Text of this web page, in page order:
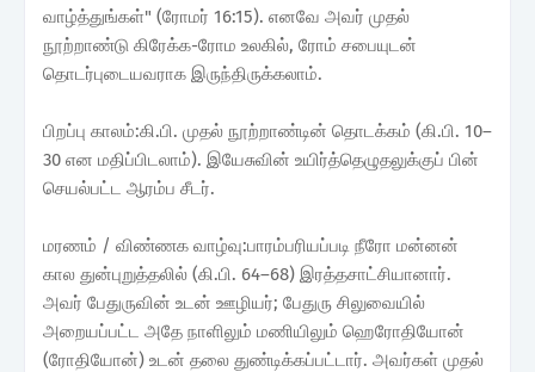
வாழ்த்துங்கள்" (ரோமர் 16:15). எனவே அவர் முதல்
நூற்றாண்டு கிரேக்க-ரோம உலகில், ரோம் சபையுடன்
தொடர்புடையவராக இருந்திருக்கலாம்.
பிறப்பு காலம்:கி.பி. முதல் நூற்றாண்டின் தொடக்கம் (கி.பி. 10–
30 என மதிப்பிடலாம்). இயேசுவின் உயிர்த்தெழுதலுக்குப் பின்
செயல்பட்ட ஆரம்ப சீடர்.
மரணம் / விண்ணக வாழ்வு:பாரம்பரியப்படி நீரோ மன்னன்
கால துன்புறுத்தலில் (கி.பி. 64–68) இரத்தசாட்சியானார்.
அவர் பேதுருவின் உடன் ஊழியர்; பேதுரு சிலுவையில்
அறையப்பட்ட அதே நாளிலும் மணியிலும் ஹெரோதியோன்
(ரோதியோன்) உடன் தலை துண்டிக்கப்பட்டார். அவர்கள் முதல்